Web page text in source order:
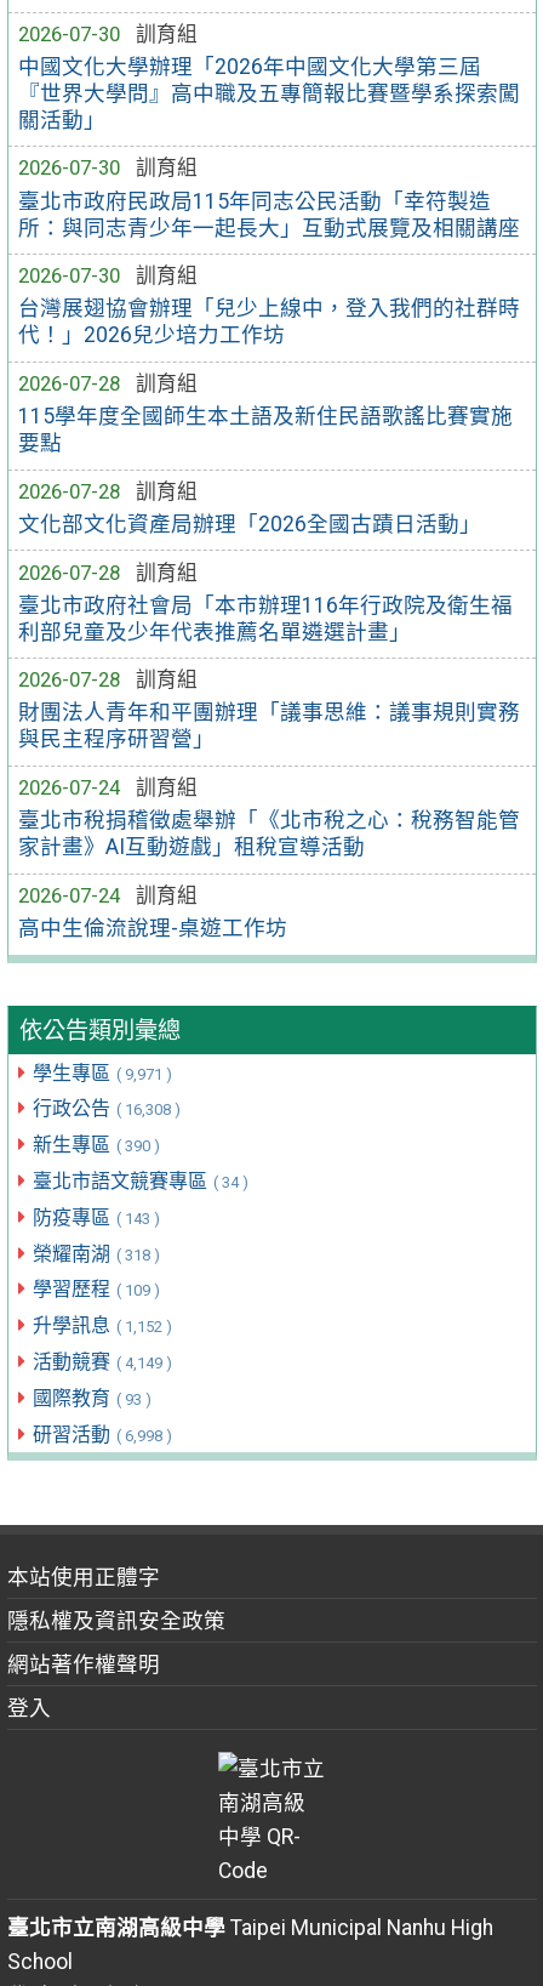
2026-07-30
訓育組
中國文化大學辦理「2026年中國文化大學第三屆
『世界大學問』高中職及五專簡報比賽暨學系探索闖
關活動」
2026-07-30
訓育組
臺北市政府民政局115年同志公民活動「幸符製造
所：與同志青少年一起長大」互動式展覽及相關講座
2026-07-30
訓育組
台灣展翅協會辦理「兒少上線中，登入我們的社群時
代！」2026兒少培力工作坊
2026-07-28
訓育組
115學年度全國師生本土語及新住民語歌謠比賽實施
要點
2026-07-28
訓育組
文化部文化資產局辦理「2026全國古蹟日活動」
2026-07-28
訓育組
臺北市政府社會局「本市辦理116年行政院及衛生福
利部兒童及少年代表推薦名單遴選計畫」
2026-07-28
訓育組
財團法人青年和平團辦理「議事思維：議事規則實務
與民主程序研習營」
2026-07-24
訓育組
臺北市稅捐稽徵處舉辦「《北市稅之心：稅務智能管
家計畫》AI互動遊戲」租稅宣導活動
2026-07-24
訓育組
高中生倫流說理-桌遊工作坊
依公告類別彙總
學生專區 ( 9,971 )
行政公告 ( 16,308 )
新生專區 ( 390 )
臺北市語文競賽專區 ( 34 )
防疫專區 ( 143 )
榮耀南湖 ( 318 )
學習歷程 ( 109 )
升學訊息 ( 1,152 )
活動競賽 ( 4,149 )
國際教育 ( 93 )
研習活動 ( 6,998 )
本站使用正體字
隱私權及資訊安全政策
網站著作權聲明
登入
臺北市立南湖高級中學Taipei Municipal Nanhu High
School